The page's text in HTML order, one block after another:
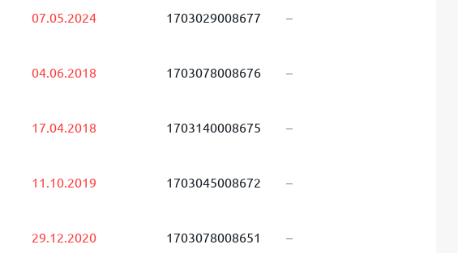
07.05.2024 1703029008677 –
04.06.2018 1703078008676 –
17.04.2018 1703140008675 –
11.10.2019 1703045008672 –
29.12.2020 1703078008651 –